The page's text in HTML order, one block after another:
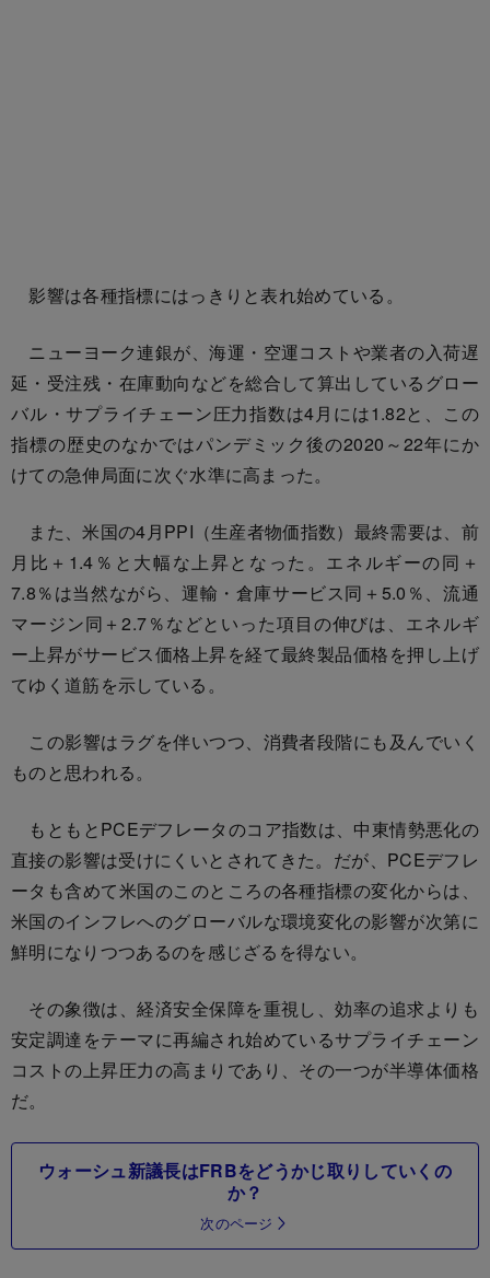
影響は各種指標にはっきりと表れ始めている。
ニューヨーク連銀が、海運・空運コストや業者の入荷遅
延・受注残・在庫動向などを総合して算出しているグロー
バル・サプライチェーン圧力指数は4月には1.82と、この
指標の歴史のなかではパンデミック後の2020～22年にか
けての急伸局面に次ぐ水準に高まった。
また、米国の4月PPI（生産者物価指数）最終需要は、前
月比＋1.4％と大幅な上昇となった。エネルギーの同＋
7.8％は当然ながら、運輸・倉庫サービス同＋5.0％、流通
マージン同＋2.7％などといった項目の伸びは、エネルギ
ー上昇がサービス価格上昇を経て最終製品価格を押し上げ
てゆく道筋を示している。
この影響はラグを伴いつつ、消費者段階にも及んでいく
ものと思われる。
もともとPCEデフレータのコア指数は、中東情勢悪化の
直接の影響は受けにくいとされてきた。だが、PCEデフレ
ータも含めて米国のこのところの各種指標の変化からは、
米国のインフレへのグローバルな環境変化の影響が次第に
鮮明になりつつあるのを感じざるを得ない。
その象徴は、経済安全保障を重視し、効率の追求よりも
安定調達をテーマに再編され始めているサプライチェーン
コストの上昇圧力の高まりであり、その一つが半導体価格
だ。
ウォーシュ新議長はFRBをどうかじ取りしていくの
か？
次のページ